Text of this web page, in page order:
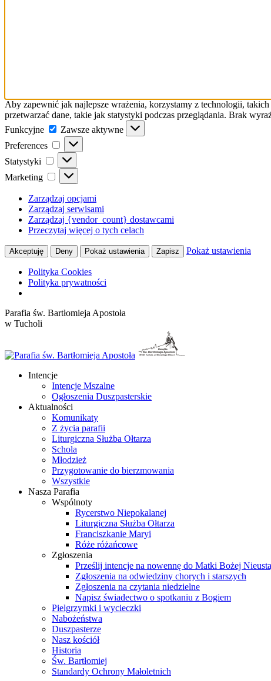
Aby zapewnić jak najlepsze wrażenia, korzystamy z technologii,
przetwarzać dane, takie jak statystyki podczas przeglądania. Brak
Funkcyjne
Funkcyjne
Zawsze aktywne
Preferences
Preferences
Statystyki Statystyki
Marketing Marketing
Zarządzaj opcjami
Zarządzaj serwisami
Zarządzaj {vendor_count} dostawcami
Przeczytaj więcej o tych celach
Akceptuję Deny Pokaż ustawienia Zapisz Pokaż ustawienia
Polityka Cookies
Polityka prywatności
Przewiń
do
Parafia św. Bartłomieja Apostoła
w Tucholi
Intencje
Intencje Mszalne
Ogłoszenia Duszpasterskie
Aktualności
Komunikaty
Z życia parafii
Liturgiczna Służba Ołtarza
Schola
Młodzież
Przygotowanie do bierzmowania
Wszystkie
Nasza Parafia
Wspólnoty
Rycerstwo Niepokalanej
Liturgiczna Służba Ołtarza
Franciszkanie Maryi
Róże różańcowe
Zgłoszenia
Prześlij intencje na nowennę do Matki Bożej
Zgłoszenia na odwiedziny chorych i starszych
Zgłoszenia na czytania niedzielne
Napisz świadectwo o spotkaniu z Bogiem
Pielgrzymki i wycieczki
Nabożeństwa
Duszpasterze
Nasz kościół
Historia
Św. Bartłomiej
Standardy Ochrony Małoletnich